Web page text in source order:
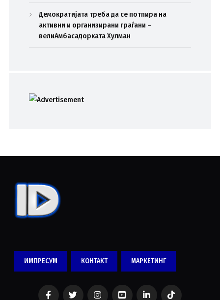
Демократијата треба да се потпира на
активни и организирани граѓани –
велиАмбасадорката Хулман
ИМПРЕСУМ КОНТАКТ МАРКЕТИНГ